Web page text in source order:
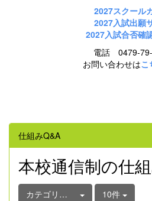
2027スクール
2027入試出願
2027入試合否確
電話 0479-
お問い合わせはこ
仕組みQ&A
本校通信制の仕
カテゴリ選択 10件